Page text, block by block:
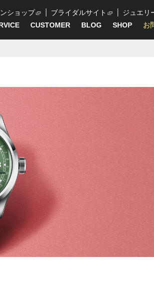
ショップ ブライダルサイト
ジュエリ
CUSTOMER BLOG SHOP お